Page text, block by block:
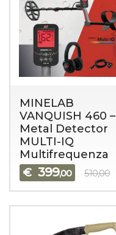
MINELAB
VANQUISH 460 –
Metal Detector
MULTI-IQ
Multifrequenza
€ 399,00 510,00